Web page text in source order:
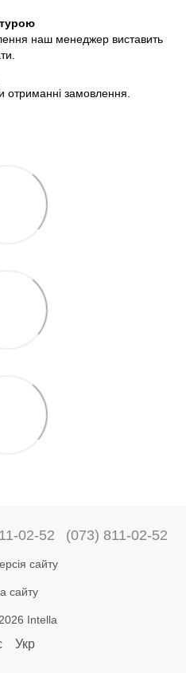
наш менеджер виставить
отриманні замовлення.
02-52 (073) 811-02-52
сайту
сайту
Intella
Укр